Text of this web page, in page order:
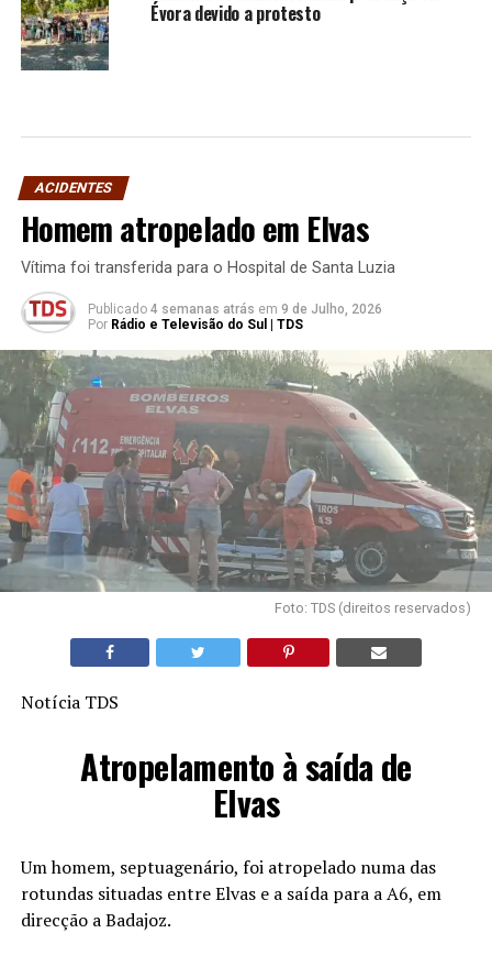
Évora devido a protesto
ACIDENTES
Homem atropelado em Elvas
Vítima foi transferida para o Hospital de Santa Luzia
Publicado 4 semanas atrás em 9 de Julho, 2026
Por Rádio e Televisão do Sul | TDS
Foto: TDS (direitos reservados)
Notícia TDS
Atropelamento à saída de
Elvas
Um homem, septuagenário, foi atropelado numa das
rotundas situadas entre Elvas e a saída para a A6, em
direcção a Badajoz.